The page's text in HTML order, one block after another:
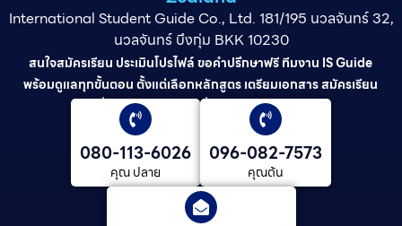
International Student Guide Co., Ltd. 181/195 นวลจันทร์ 32,
นวลจันทร์ บึงกุ่ม BKK 10230
สนใจสมัครเรียน ประเมินโปรไฟล์ ขอคำปรึกษาฟรี ทีมงาน IS Guide
พร้อมดูแลทุกขั้นตอน ตั้งแต่เลือกหลักสูตร เตรียมเอกสาร สมัครเรียน
ยื่นวีซ่า และดูแลต่อเนื่องจนจบการศึกษา
080-113-6026
คุณ ปลาย
096-082-7573
คุณต้น